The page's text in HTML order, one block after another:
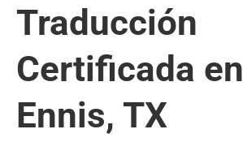
Traducción
Certificada en
Ennis, TX